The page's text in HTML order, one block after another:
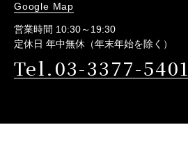
Google Map
営業時間 10:30～19:30
定休日 年中無休（年末年始を除く）
Tel.03-3377-5401